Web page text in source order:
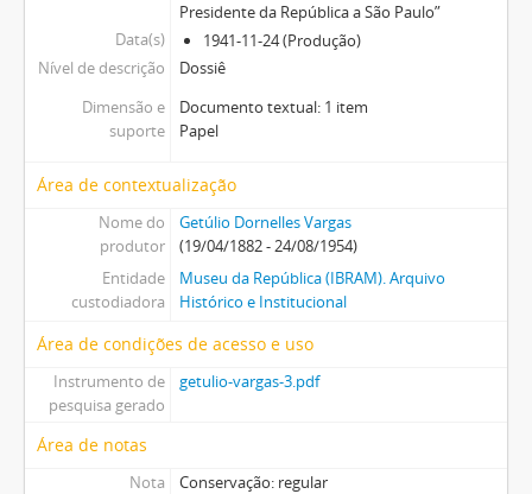
Presidente da República a São Paulo”
Data(s)
1941-11-24 (Produção)
Nível de descrição
Dossiê
Dimensão e
suporte
Documento textual: 1 item
Papel
Área de contextualização
Nome do
produtor
Getúlio Dornelles Vargas
(19/04/1882 - 24/08/1954)
Entidade
custodiadora
Museu da República (IBRAM). Arquivo
Histórico e Institucional
Área de condições de acesso e uso
Instrumento de
pesquisa gerado
getulio-vargas-3.pdf
Área de notas
Nota Conservação: regular